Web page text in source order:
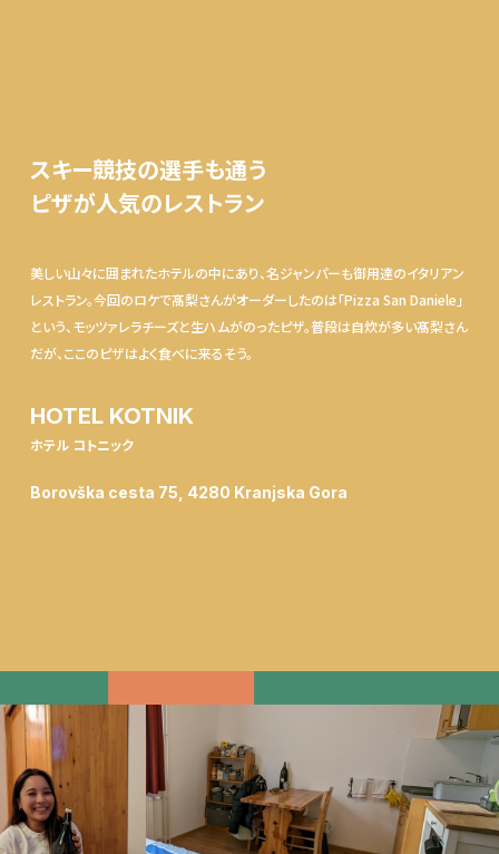
スキー競技の選手も通う
ピザが人気のレストラン
美しい山々に囲まれたホテルの中にあり、名ジャンパーも御用達のイタリアン
レストラン。今回のロケで髙梨さんがオーダーしたのは「Pizza San Daniele」
という、モッツァレラチーズと生ハムがのったピザ。普段は自炊が多い髙梨さん
だが、ここのピザはよく食べに来るそう。
HOTEL KOTNIK
ホテル コトニック
Borovška cesta 75, 4280 Kranjska Gora
Sara' s R e sidence